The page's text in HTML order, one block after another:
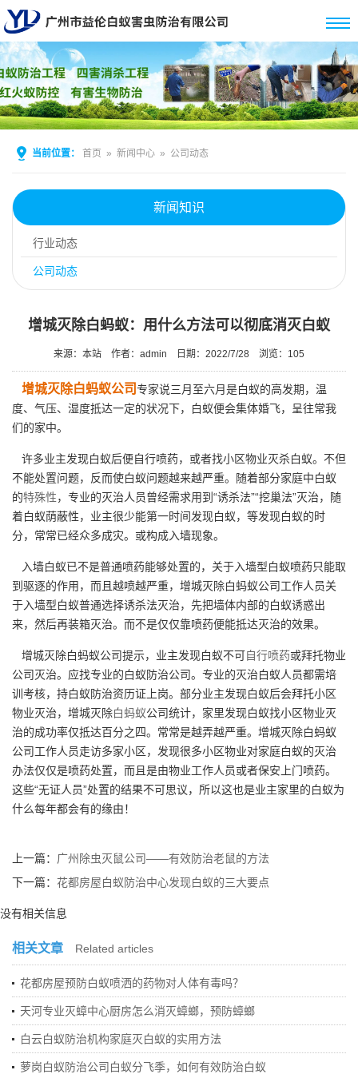
当前位置： 首页 » 新闻中心 » 公司动态
新闻知识
行业动态
公司动态
增城灭除白蚂蚁：用什么方法可以彻底消灭白蚁
来源：本站 作者：admin 日期：2022/7/28 浏览： 105
增城灭除白蚂蚁公司专家说三月至六月是白蚁的高发期，温
度、气压、湿度抵达一定的状况下，白蚁便会集体婚飞，呈往常我
们的家中。
许多业主发现白蚁后便自行喷药，或者找小区物业灭杀白蚁。不但
不能处置问题，反而使白蚁问题越来越严重。随着部分家庭中白蚁
的特殊性，专业的灭治人员曾经需求用到“诱杀法”“挖巢法”灭治，随
着白蚁荫蔽性，业主很少能第一时间发现白蚁，等发现白蚁的时
分，常常已经众多成灾。或构成入墙现象。
入墙白蚁已不是普通喷药能够处置的，关于入墙型白蚁喷药只能取
到驱逐的作用，而且越喷越严重，增城灭除白蚂蚁公司工作人员关
于入墙型白蚁普通选择诱杀法灭治，先把墙体内部的白蚁诱惑出
来，然后再装箱灭治。而不是仅仅靠喷药便能抵达灭治的效果。
增城灭除白蚂蚁公司提示，业主发现白蚁不可自行喷药或拜托物业
公司灭治。应找专业的白蚁防治公司。专业的灭治白蚁人员都需培
训考核，持白蚁防治资历证上岗。部分业主发现白蚁后会拜托小区
物业灭治，增城灭除白蚂蚁公司统计，家里发现白蚁找小区物业灭
治的成功率仅抵达百分之四。常常是越弄越严重。增城灭除白蚂蚁
公司工作人员走访多家小区，发现很多小区物业对家庭白蚁的灭治
办法仅仅是喷药处置，而且是由物业工作人员或者保安上门喷药。
这些“无证人员”处置的结果不可思议，所以这也是业主家里的白蚁为
什么每年都会有的缘由！
上一篇： 广州除虫灭鼠公司——有效防治老鼠的方法
下一篇： 花都房屋白蚁防治中心发现白蚁的三大要点
没有相关信息
相关文章 Related articles
花都房屋预防白蚁喷洒的药物对人体有毒吗？
天河专业灭蟑中心厨房怎么消灭蟑螂，预防蟑螂
白云白蚁防治机构家庭灭白蚁的实用方法
萝岗白蚁防治公司白蚁分飞季，如何有效防治白蚁